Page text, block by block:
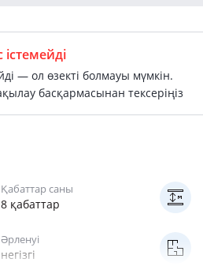
— ол өзекті болмауы мүмкін.
басқармасынан тексеріңіз
Қабаттар саны
8 қабаттар
Әрленуі
негізгі